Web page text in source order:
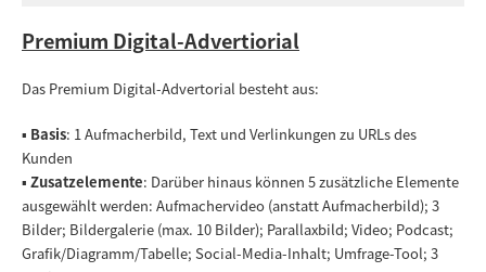
Premium Digital-Advertiorial
Das Premium Digital-Advertorial besteht aus:
▪ Basis: 1 Aufmacherbild, Text und Verlinkungen zu URLs des
Kunden
▪ Zusatzelemente: Darüber hinaus können 5 zusätzliche Elemente
ausgewählt werden: Aufmachervideo (anstatt Aufmacherbild); 3
Bilder; Bildergalerie (max. 10 Bilder); Parallaxbild; Video; Podcast;
Grafik/Diagramm/Tabelle; Social-Media-Inhalt; Umfrage-Tool; 3